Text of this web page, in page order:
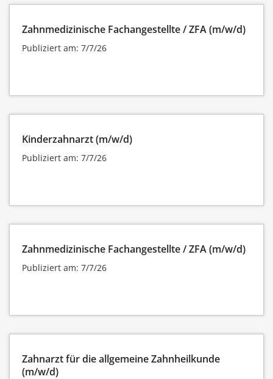
Zahnmedizinische Fachangestellte / ZFA (m/w/d)
Publiziert am: 7/7/26
Kinderzahnarzt (m/w/d)
Publiziert am: 7/7/26
Zahnmedizinische Fachangestellte / ZFA (m/w/d)
Publiziert am: 7/7/26
Zahnarzt für die allgemeine Zahnheilkunde
(m/w/d)